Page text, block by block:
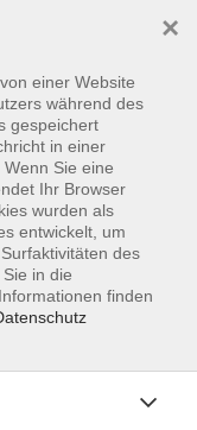
einer Website
während des
gespeichert
in einer
Sie eine
Ihr Browser
wurden als
entwickelt, um
des
in die
finden
×